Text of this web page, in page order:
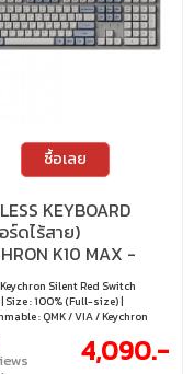
ซื้อเลย
KEYBOARD
ร์ดไร้สาย)
K10 MAX -
KEYCHRON
RED SWITCH RGB
RETRO BLUE
LA6-TH
Silent Red Switch
Size : 100% (Full-size) |
: QMK / VIA / Keychron
: ANSI | Connectivity :
wireless / Bluetooth |
4,090.-